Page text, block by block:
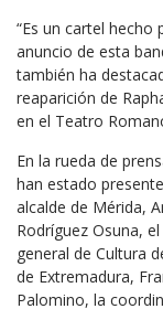
“Es un cartel
anuncio de esta
también ha
reaparición de
en el Teatro
En la rueda de
han estado
alcalde de Mérida,
Rodríguez Osuna,
general de Cultura
de Extremadura,
Palomino, la